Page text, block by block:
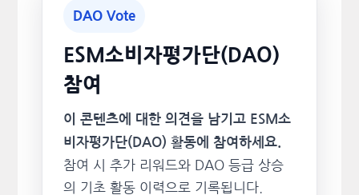
DAO Vote
ESM소비자평가단(DAO)
참여
이 콘텐츠에 대한 의견을 남기고 ESM소
비자평가단(DAO) 활동에 참여하세요.
참여 시 추가 리워드와 DAO 등급 상승
의 기초 활동 이력으로 기록됩니다.